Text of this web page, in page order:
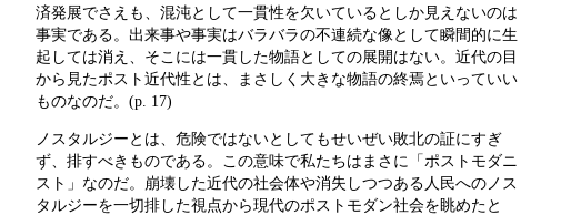
済発展でさえも、混沌として一貫性を欠いているとしか見えないのは
事実である。出来事や事実はバラバラの不連続な像として瞬間的に生
起しては消え、そこには一貫した物語としての展開はない。近代の目
から見たポスト近代性とは、まさしく大きな物語の終焉といっていい
ものなのだ。(p. 17)
ノスタルジーとは、危険ではないとしてもせいぜい敗北の証にすぎ
ず、排すべきものである。この意味で私たちはまさに「ポストモダニ
スト」なのだ。崩壊した近代の社会体や消失しつつある人民へのノス
タルジーを一切排した視点から現代のポストモダン社会を眺めたと